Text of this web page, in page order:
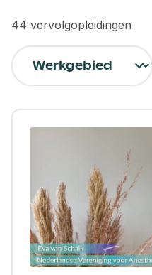
44 vervolgopleidingen